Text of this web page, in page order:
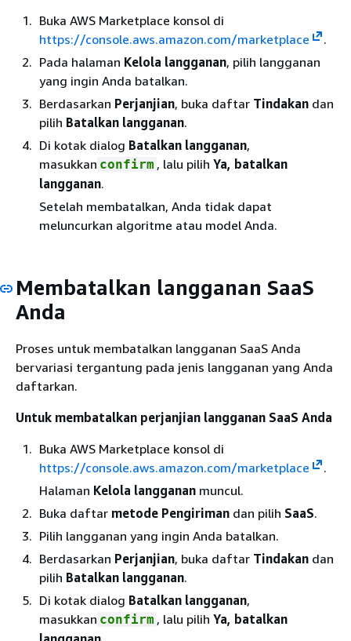
Buka AWS Marketplace konsol di
https://console.aws.amazon.com/marketplace
.
Pada halaman Kelola langganan, pilih langganan
yang ingin Anda batalkan.
Berdasarkan Perjanjian, buka daftar Tindakan dan
pilih Batalkan langganan.
Di kotak dialog Batalkan langganan,
masukkan confirm , lalu pilih Ya, batalkan
langganan.
Setelah membatalkan, Anda tidak dapat
meluncurkan algoritme atau model Anda.
Membatalkan langganan SaaS
Anda
Proses untuk membatalkan langganan SaaS Anda
bervariasi tergantung pada jenis langganan yang Anda
daftarkan.
Untuk membatalkan perjanjian langganan SaaS Anda
Buka AWS Marketplace konsol di
https://console.aws.amazon.com/marketplace
.
Halaman Kelola langganan muncul.
Buka daftar metode Pengiriman dan pilih SaaS.
Pilih langganan yang ingin Anda batalkan.
Berdasarkan Perjanjian, buka daftar Tindakan dan
pilih Batalkan langganan.
Di kotak dialog Batalkan langganan,
masukkan confirm , lalu pilih Ya, batalkan